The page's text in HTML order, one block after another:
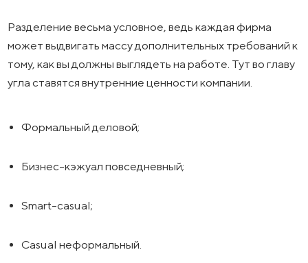
Разделение весьма условное, ведь каждая фирма
может выдвигать массу дополнительных требований к
тому, как вы должны выглядеть на работе. Тут во главу
угла ставятся внутренние ценности компании.
Формальный деловой;
Бизнес-кэжуал повседневный;
Smart-casual;
Casual неформальный.